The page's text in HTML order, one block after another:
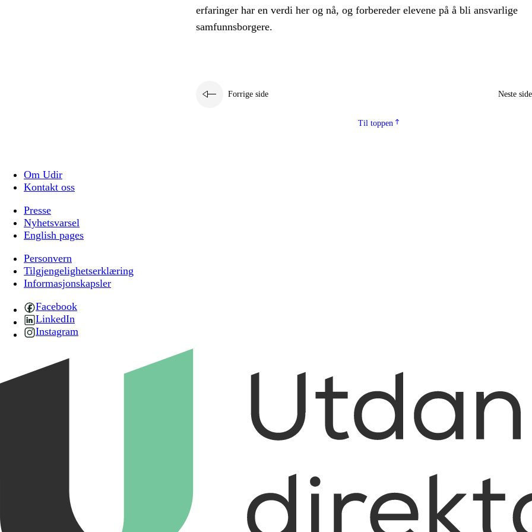
erfaringer har en verdi her og nå, og forbereder elevene på å bli ansvarlige
samfunnsborgere.
Forrige side Neste side
Til toppen
Om Udir
Kontakt oss
Presse
Nyhetsvarsel
English pages
Personvern
Tilgjengelighetserklæring
Informasjonskapsler
Facebook
LinkedIn
Instagram